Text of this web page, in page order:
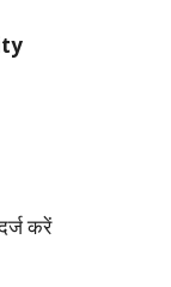
करें